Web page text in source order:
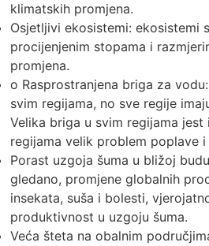
klimatskih promjena.
Osjetljivi ekosistemi: ekosistemi
procijenjenim stopama i
promjena.
o Rasprostranjena briga za
svim regijama, no sve regije
Velika briga u svim regijama jest
regijama velik problem poplave
Porast uzgoja šuma u bližoj
gledano, promjene globalnih
insekata, suša i bolesti,
produktivnost u uzgoju šuma.
Veća šteta na obalnim